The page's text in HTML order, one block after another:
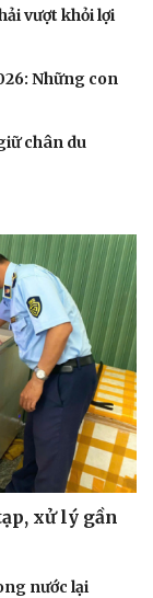
vượt khỏi lợi
Những con
chân du
xử lý gần
nước lại